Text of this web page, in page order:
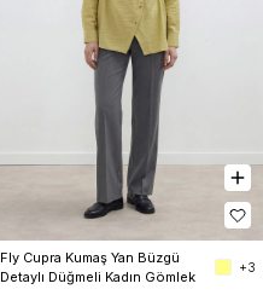
Fly Cupra Kumaş Yan Büzgü
Detaylı Düğmeli Kadın Gömlek
+3